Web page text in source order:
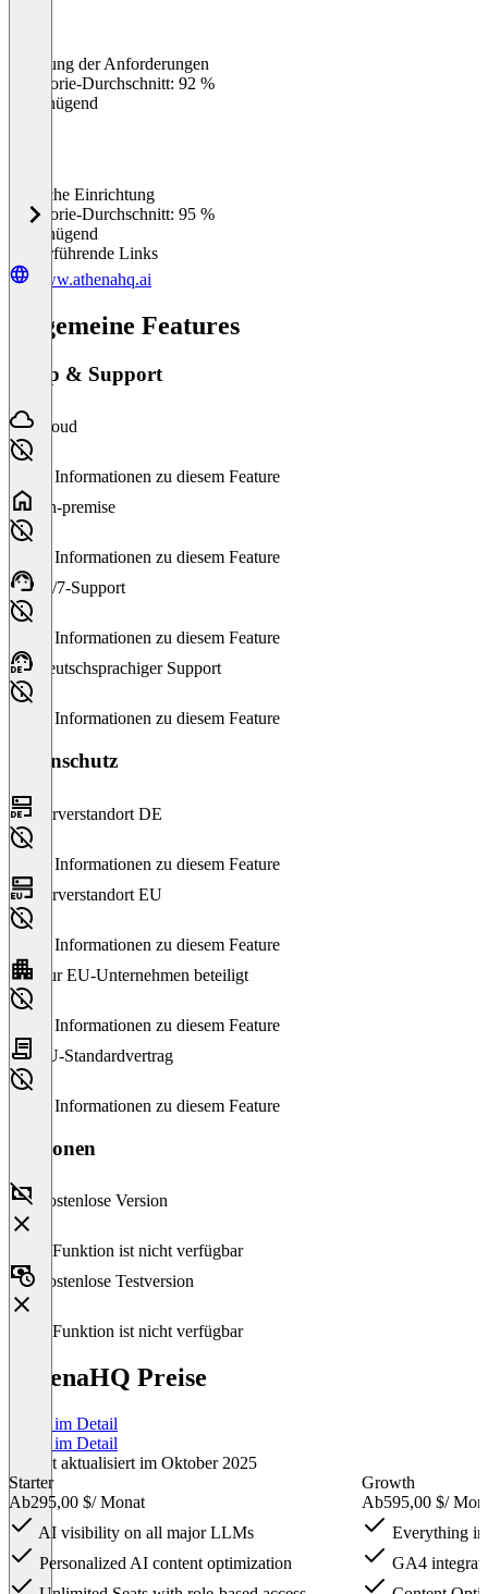
Erfüllung der Anforderungen
Kategorie-Durchschnitt: 92 %
Ungenügend
Einfache Einrichtung
Kategorie-Durchschnitt: 95 %
Ungenügend
Weiterführende Links
www.athenahq.ai
Allgemeine Features
Setup & Support
Cloud
Keine Informationen zu diesem Feature
On-premise
Keine Informationen zu diesem Feature
24/7-Support
Keine Informationen zu diesem Feature
Deutschsprachiger Support
Keine Informationen zu diesem Feature
Datenschutz
Serverstandort DE
Keine Informationen zu diesem Feature
Serverstandort EU
Keine Informationen zu diesem Feature
Nur EU-Unternehmen beteiligt
Keine Informationen zu diesem Feature
EU-Standardvertrag
Keine Informationen zu diesem Feature
Versionen
Kostenlose Version
Diese Funktion ist nicht verfügbar
Kostenlose Testversion
Diese Funktion ist nicht verfügbar
AthenaHQ Preise
Preise im Detail
Preise im Detail
Zuletzt aktualisiert im Oktober 2025
Starter
Ab295,00 $/ Monat
AI visibility on all major LLMs
Personalized AI content optimization
Growth
Ab595,00 $/
Everything in
GA4